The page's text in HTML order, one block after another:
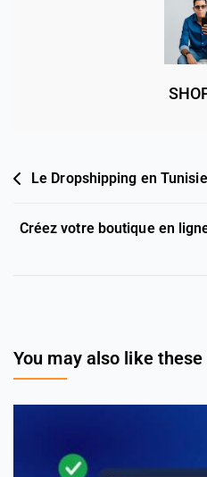
Le Dropshipping en
Créez votre boutique en
You may also like these